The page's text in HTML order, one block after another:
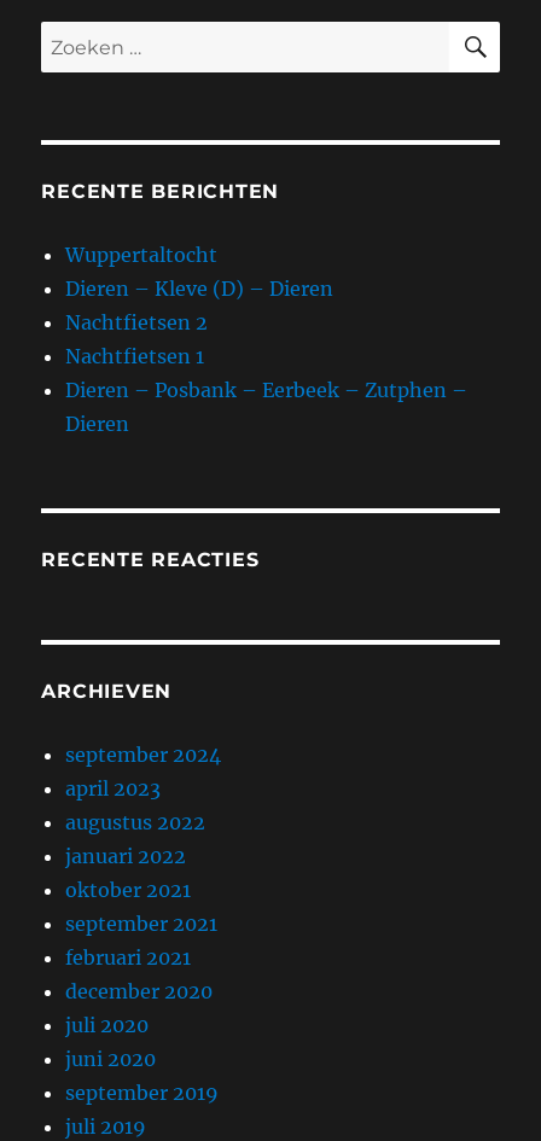
Zoeken
naar:
RECENTE BERICHTEN
Wuppertaltocht
Dieren – Kleve (D) – Dieren
Nachtfietsen 2
Nachtfietsen 1
Dieren – Posbank – Eerbeek – Zutphen –
Dieren
RECENTE REACTIES
ARCHIEVEN
september 2024
april 2023
augustus 2022
januari 2022
oktober 2021
september 2021
februari 2021
december 2020
juli 2020
juni 2020
september 2019
juli 2019